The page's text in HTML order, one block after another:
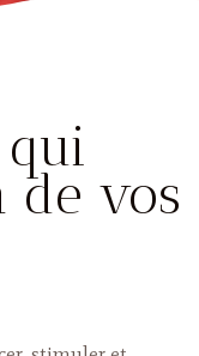
de vos